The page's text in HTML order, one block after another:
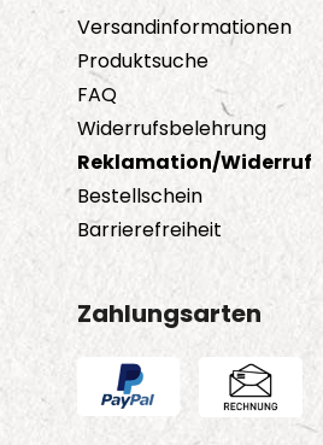
Versandinformationen
Produktsuche
FAQ
Widerrufsbelehrung
Reklamation/Widerruf
Bestellschein
Barrierefreiheit
Zahlungsarten